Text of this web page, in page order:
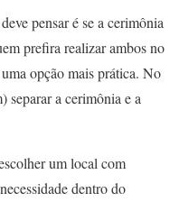
pensar é se a cerimônia
prefira realizar ambos no
opção mais prática. No
separar a cerimônia e a
um local com
dentro do